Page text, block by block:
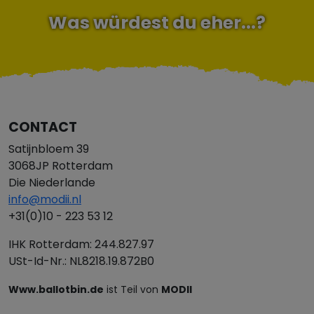
Was würdest du eher...?
CONTACT
Satijnbloem 39
3068JP Rotterdam
Die Niederlande
info@modii.nl
+31(0)10 - 223 53 12
IHK Rotterdam: 244.827.97
USt-Id-Nr.: NL8218.19.872B0
Www.ballotbin.de ist Teil von MODII